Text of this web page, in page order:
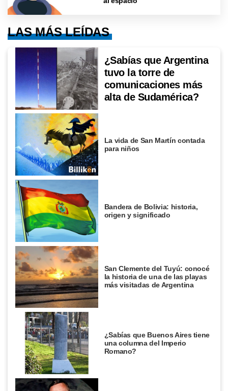
LAS MÁS LEÍDAS
¿Sabías que Argentina
tuvo la torre de
comunicaciones más
alta de Sudamérica?
La vida de San Martín contada
para niños
Bandera de Bolivia: historia,
origen y significado
San Clemente del Tuyú: conocé
la historia de una de las playas
más visitadas de Argentina
¿Sabías que Buenos Aires tiene
una columna del Imperio
Romano?